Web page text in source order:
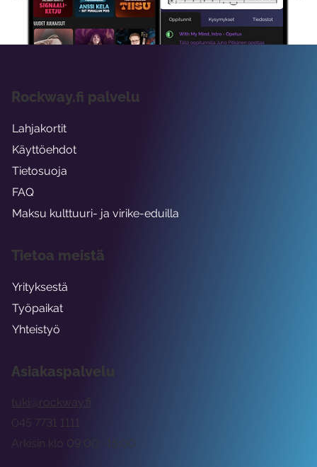
viikon ajaksi.
Asiakaspalvelu
tuki@rockway.fi
Arkisin klo 09:00 -15:00
045 7731 1111
Rockway.fi palvelu
Lahjakortit
Käyttöehdot
Tietosuoja
FAQ
Maksu kulttuuri- ja virike-eduilla
Tietoa meistä
Yrityksestä
Työpaikat
Yhteistyö